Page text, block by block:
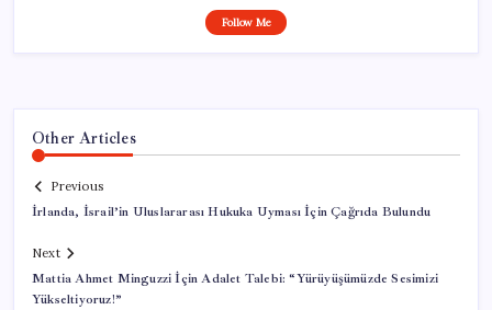
Follow Me
Other Articles
Previous
İrlanda, İsrail’in Uluslararası Hukuka Uyması İçin Çağrıda Bulundu
Next
Mattia Ahmet Minguzzi İçin Adalet Talebi: “Yürüyüşümüzde Sesimizi
Yükseltiyoruz!”